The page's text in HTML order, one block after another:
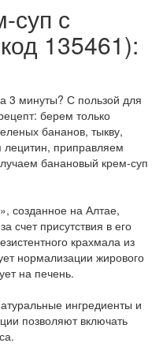
суп с
135461):
3 минуты? С пользой для
берем только
бананов, тыкву,
приправляем
банановый крем-суп
созданное на Алтае,
счет присутствия в его
крахмала из
нормализации жирового
на печень.
ингредиенты и
позволяют включать